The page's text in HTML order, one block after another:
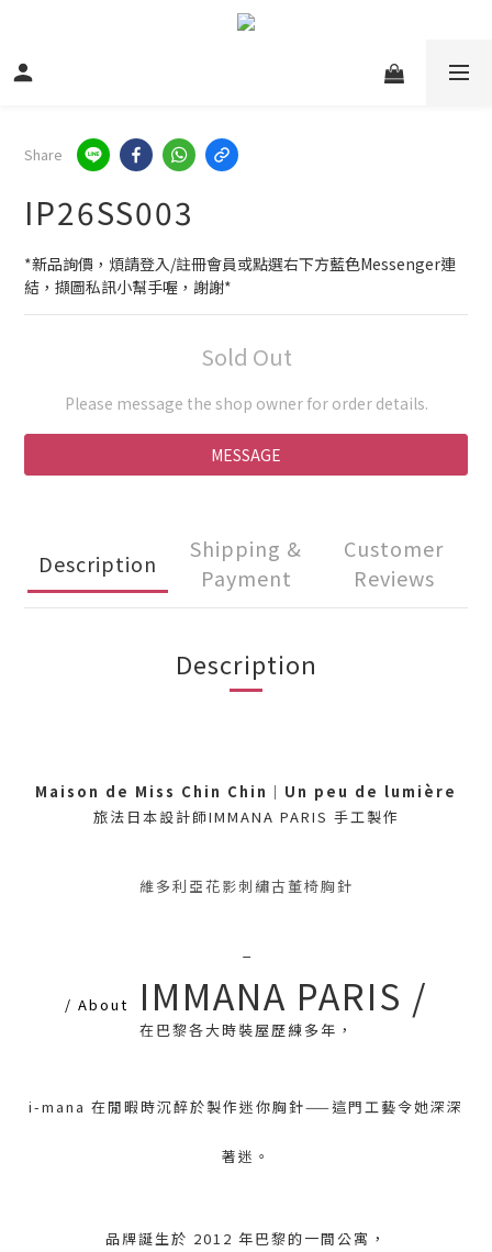
Share
IP26SS003
*新品詢價，煩請登入/註冊會員或點選右下方藍色Messenger連
結，擷圖私訊小幫手喔，謝謝*
Sold Out
Please message the shop owner for order details.
MESSAGE
Description
Shipping &
Payment
Customer
Reviews
Description
Maison de Miss Chin Chin ｜ Un peu de lumière
旅法日本設計師IMMANA PARIS 手工製作
維多利亞花影刺繡古董椅胸針
/ About IMMANA PARIS /
在巴黎各大時裝屋歷練多年，
i-mana 在閒暇時沉醉於製作迷你胸針——這門工藝令她深深
著迷。
品牌誕生於 2012 年巴黎的一間公寓，